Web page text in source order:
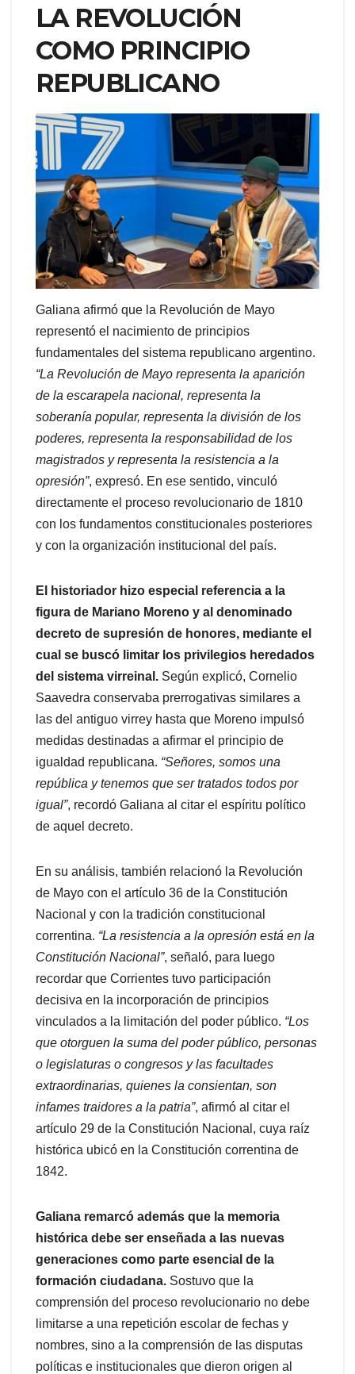
LA REVOLUCIÓN
COMO PRINCIPIO
REPUBLICANO
Galiana afirmó que la Revolución de Mayo
representó el nacimiento de principios
fundamentales del sistema republicano argentino.
“La Revolución de Mayo representa la aparición
de la escarapela nacional, representa la
soberanía popular, representa la división de los
poderes, representa la responsabilidad de los
magistrados y representa la resistencia a la
opresión”, expresó. En ese sentido, vinculó
directamente el proceso revolucionario de 1810
con los fundamentos constitucionales posteriores
y con la organización institucional del país.
El historiador hizo especial referencia a la
figura de Mariano Moreno y al denominado
decreto de supresión de honores, mediante el
cual se buscó limitar los privilegios heredados
del sistema virreinal. Según explicó, Cornelio
Saavedra conservaba prerrogativas similares a
las del antiguo virrey hasta que Moreno impulsó
medidas destinadas a afirmar el principio de
igualdad republicana. “Señores, somos una
república y tenemos que ser tratados todos por
igual”, recordó Galiana al citar el espíritu político
de aquel decreto.
En su análisis, también relacionó la Revolución
de Mayo con el artículo 36 de la Constitución
Nacional y con la tradición constitucional
correntina. “La resistencia a la opresión está en la
Constitución Nacional”, señaló, para luego
recordar que Corrientes tuvo participación
decisiva en la incorporación de principios
vinculados a la limitación del poder público. “Los
que otorguen la suma del poder público, personas
o legislaturas o congresos y las facultades
extraordinarias, quienes la consientan, son
infames traidores a la patria”, afirmó al citar el
artículo 29 de la Constitución Nacional, cuya raíz
histórica ubicó en la Constitución correntina de
1842.
Galiana remarcó además que la memoria
histórica debe ser enseñada a las nuevas
generaciones como parte esencial de la
formación ciudadana. Sostuvo que la
comprensión del proceso revolucionario no debe
limitarse a una repetición escolar de fechas y
nombres, sino a la comprensión de las disputas
políticas e institucionales que dieron origen al